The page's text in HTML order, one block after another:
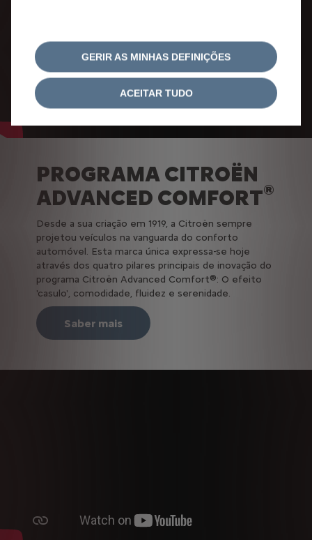
PROGRAMA CITROËN
ADVANCED COMFORT®
Desde a sua criação em 1919, a Citroën sempre
projetou veículos na vanguarda do conforto
automóvel. Esta marca única expressa-se hoje
através dos quatro pilares principais de inovação do
programa Citroën Advanced Comfort®: O efeito
'casulo', comodidade, fluidez e serenidade.
Saber mais
GERIR AS MINHAS DEFINIÇÕES
ACEITAR TUDO